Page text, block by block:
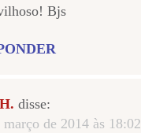
Bjs
disse:
março de 2014 às 18:02